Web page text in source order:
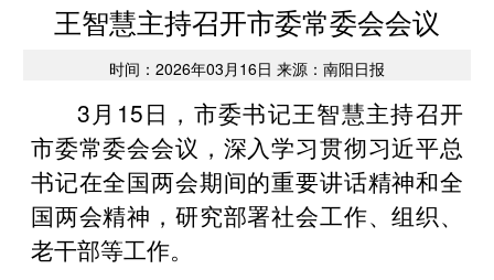
王智慧主持召开市委常委会会议
时间：2026年03月16日 来源：南阳日报
3月15日，市委书记王智慧主持召开
市委常委会会议，深入学习贯彻习近平总
书记在全国两会期间的重要讲话精神和全
国两会精神，研究部署社会工作、组织、
老干部等工作。